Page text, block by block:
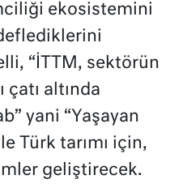
ekosistemini
“İTTM, sektörün
çatı altında
yani “Yaşayan
Türk tarımı için,
geliştirecek.